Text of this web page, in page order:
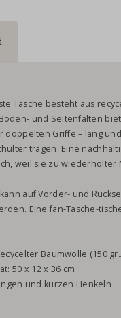
Tasche besteht aus
und Seitenfalten
doppelten Griffe – lang
tragen. Eine
weil sie zu wiederholter
auf Vorder- und
Eine fan-Tasche-
Baumwolle (150
50 x 12 x 36 cm
und kurzen Henkeln